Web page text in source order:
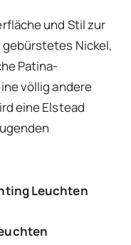
und Stil zur
Nickel,
Patina-
völlig andere
eine Elstead
Leuchten